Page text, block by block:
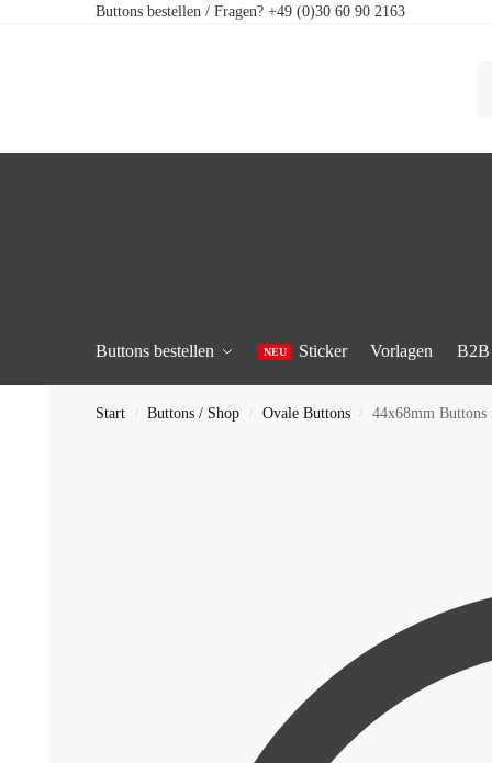
Buttons bestellen / Fragen? +49 (0)30 60 90 2163
Buttons bestellen Sticker Vorlagen B2B
Start / Buttons / Shop / Ovale Buttons / 44x68mm